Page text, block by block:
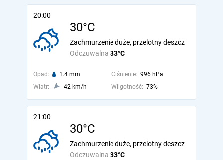
20:00
30°C
Odczuwalna 33°C
Zachmurzenie duże, przelotny deszcz
Opad: 1.4 mm Ciśnienie: 996 hPa
Wiatr:
42 km/h Wilgotność: 73%
21:00
30°C
Odczuwalna 33°C
Zachmurzenie duże, przelotny deszcz